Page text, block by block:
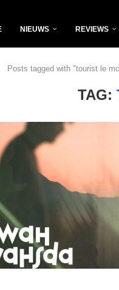
NIEUWS REVIEWS
Posts tagged with "tourist le
TAG: